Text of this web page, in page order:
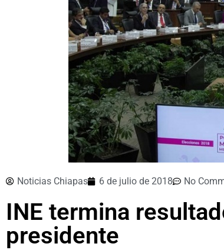
Noticias Chiapas 6 de julio de 2018 No
INE termina
presidente